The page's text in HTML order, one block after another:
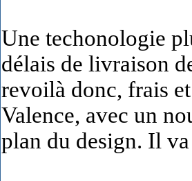
Une techonologie
délais de livraison
revoilà donc, frais
Valence, avec un
plan du design. Il